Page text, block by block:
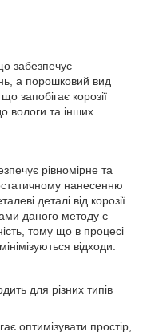
забезпечує
а порошковий вид
запобігає корозії
вологи та інших
рівномірне та
нанесенню
деталі від корозії
даного методу є
тому що в процесі
відходи.
для різних типів
оптимізувати простір,